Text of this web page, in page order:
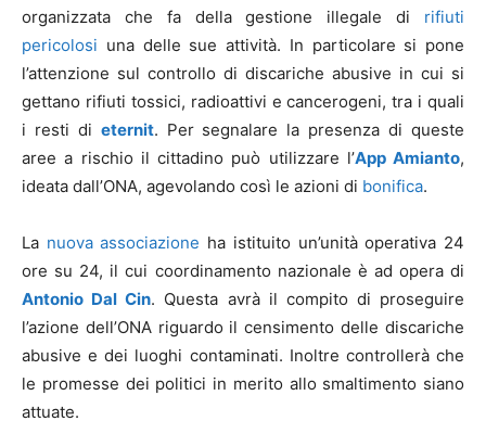
organizzata che fa della gestione illegale di rifiuti
pericolosi una delle sue attività. In particolare si pone
l’attenzione sul controllo di discariche abusive in cui si
gettano rifiuti tossici, radioattivi e cancerogeni, tra i quali
i resti di eternit. Per segnalare la presenza di queste
aree a rischio il cittadino può utilizzare l’App Amianto,
ideata dall’ONA, agevolando così le azioni di bonifica.
La nuova associazione ha istituito un’unità operativa 24
ore su 24, il cui coordinamento nazionale è ad opera di
Antonio Dal Cin. Questa avrà il compito di proseguire
l’azione dell’ONA riguardo il censimento delle discariche
abusive e dei luoghi contaminati. Inoltre controllerà che
le promesse dei politici in merito allo smaltimento siano
attuate.